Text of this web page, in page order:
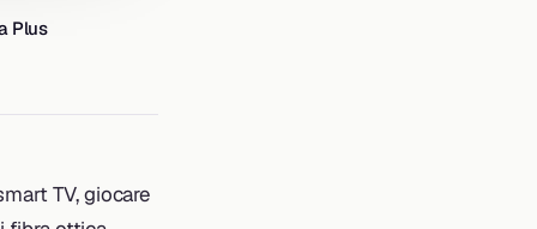
Plus
TV, giocare